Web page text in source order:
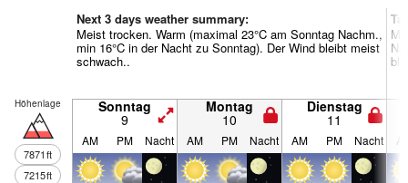
Next 3 days weather summary:
Meist trocken. Warm (maximal 23°C am Sonntag Nachm.,
min 16°C in der Nacht zu Sonntag). Der Wind bleibt meist
schwach..
Höhenlage
7871ft
7215ft
Sonntag
9
Montag
10
Dienstag
11
AM PM Nacht AM PM Nacht AM PM Nacht